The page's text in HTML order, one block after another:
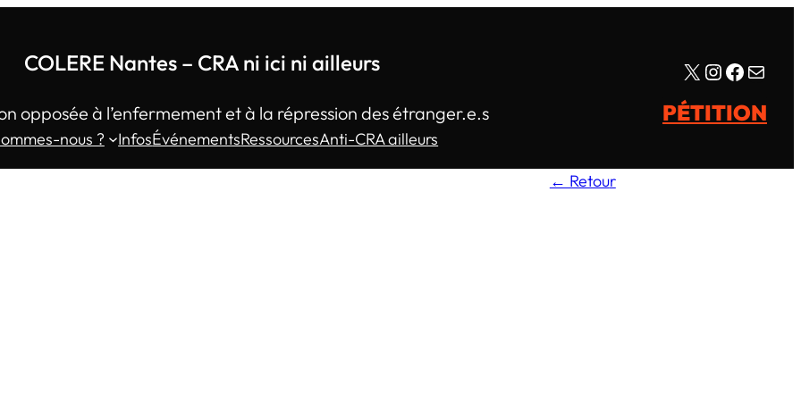
COLERE Nantes – CRA ni ici ni ailleurs
opposée à l’enfermement et à la répression des étranger.e.s
nous ? InfosÉvénementsRessourcesAnti-CRA ailleurs
X Instagram
E-mail
PÉTITION
← Retour